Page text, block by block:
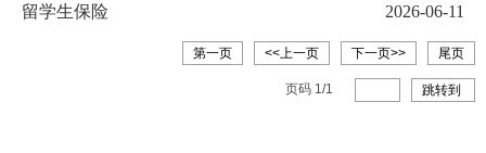
留学生保险 2026-06-11
第一页 <<上一页 下一页>> 尾页
页码 1 /1 跳转到